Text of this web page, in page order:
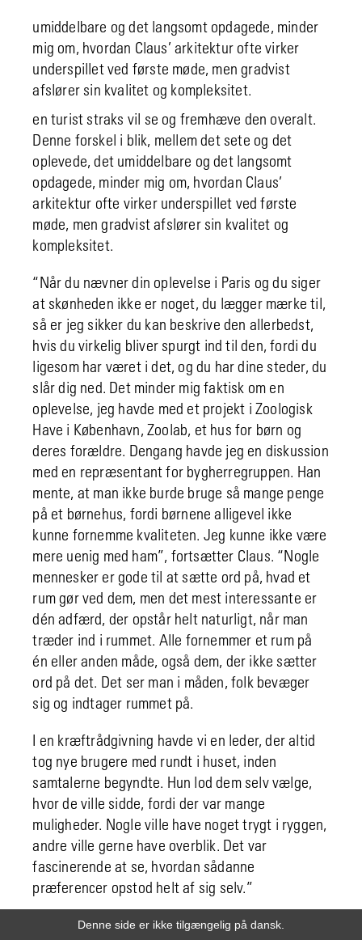
umiddelbare og det langsomt opdagede, minder
mig om, hvordan Claus’ arkitektur ofte virker
underspillet ved første møde, men gradvist
afslører sin kvalitet og kompleksitet.
en turist straks vil se og fremhæve den overalt.
Denne forskel i blik, mellem det sete og det
oplevede, det umiddelbare og det langsomt
opdagede, minder mig om, hvordan Claus’
arkitektur ofte virker underspillet ved første
møde, men gradvist afslører sin kvalitet og
kompleksitet.
“Når du nævner din oplevelse i Paris og du siger
at skønheden ikke er noget, du lægger mærke til,
så er jeg sikker du kan beskrive den allerbedst,
hvis du virkelig bliver spurgt ind til den, fordi du
ligesom har været i det, og du har dine steder, du
slår dig ned. Det minder mig faktisk om en
oplevelse, jeg havde med et projekt i Zoologisk
Have i København, Zoolab, et hus for børn og
deres forældre. Dengang havde jeg en diskussion
med en repræsentant for bygherregruppen. Han
mente, at man ikke burde bruge så mange penge
på et børnehus, fordi børnene alligevel ikke
kunne fornemme kvaliteten. Jeg kunne ikke være
mere uenig med ham”, fortsætter Claus. “Nogle
mennesker er gode til at sætte ord på, hvad et
rum gør ved dem, men det mest interessante er
dén adfærd, der opstår helt naturligt, når man
træder ind i rummet. Alle fornemmer et rum på
én eller anden måde, også dem, der ikke sætter
ord på det. Det ser man i måden, folk bevæger
sig og indtager rummet på.
I en kræftrådgivning havde vi en leder, der altid
tog nye brugere med rundt i huset, inden
samtalerne begyndte. Hun lod dem selv vælge,
hvor de ville sidde, fordi der var mange
muligheder. Nogle ville have noget trygt i ryggen,
andre ville gerne have overblik. Det var
fascinerende at se, hvordan sådanne
præferencer opstod helt af sig selv.”
Denne side er ikke tilgængelig på dansk.